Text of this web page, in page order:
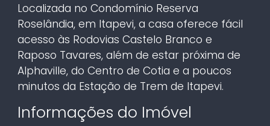
Localizada no Condomínio Reserva
Roselândia, em Itapevi, a casa oferece fácil
acesso às Rodovias Castelo Branco e
Raposo Tavares, além de estar próxima de
Alphaville, do Centro de Cotia e a poucos
minutos da Estação de Trem de Itapevi.
Informações do Imóvel